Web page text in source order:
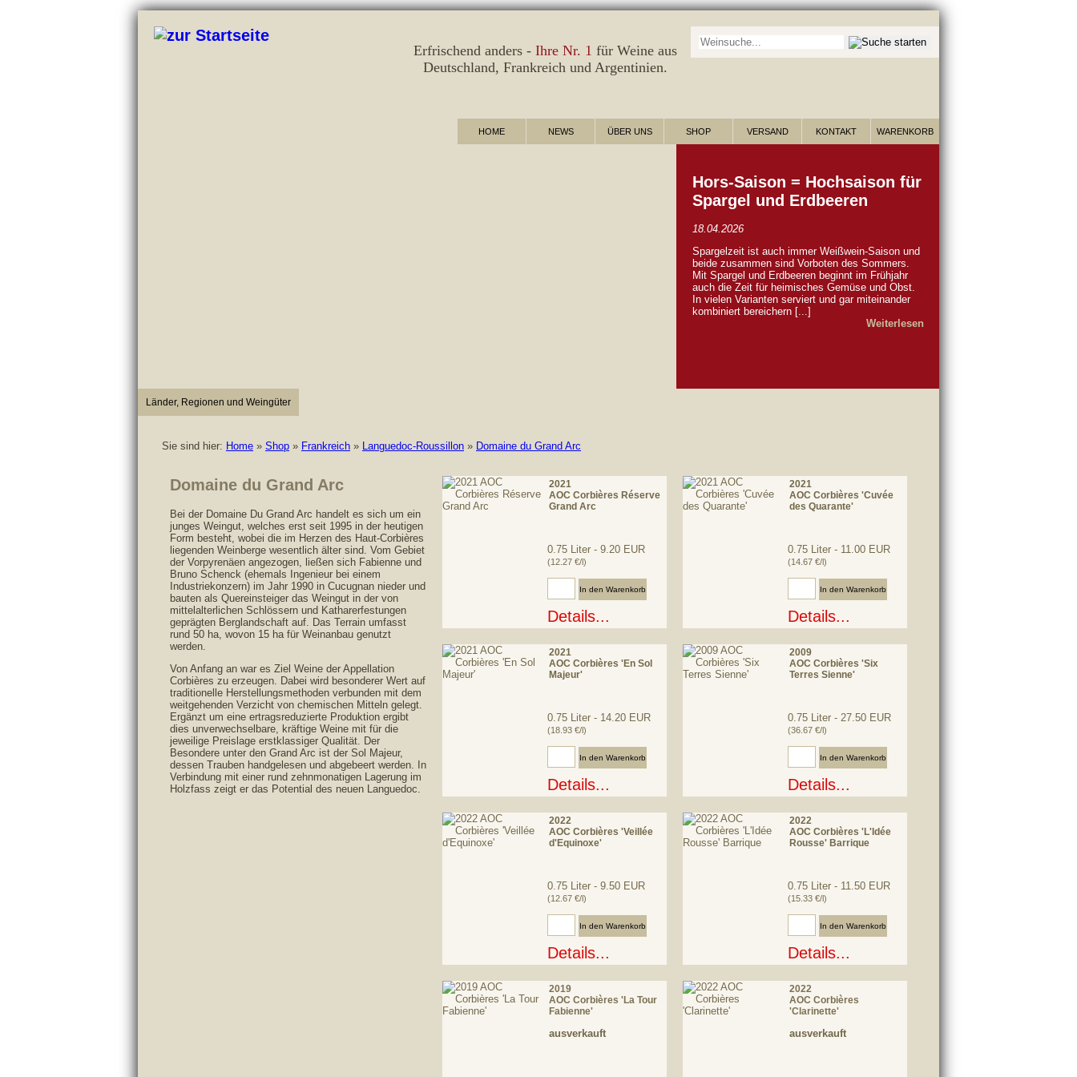
Erfrischend anders - Ihre Nr. 1 für Weine aus
Deutschland, Frankreich und Argentinien.
Suche nach Wein:
HOME NEWS ÜBER UNS SHOP VERSAND KONTAKT WARENKORB
Hors-Saison = Hochsaison für
Spargel und Erdbeeren
18.04.2026
Spargelzeit ist auch immer Weißwein-Saison und
beide zusammen sind Vorboten des Sommers.
Mit Spargel und Erdbeeren beginnt im Frühjahr
auch die Zeit für heimisches Gemüse und Obst.
In vielen Varianten serviert und gar miteinander
kombiniert bereichern [...]
Weiterlesen
Länder, Regionen und Weingüter
Sie sind hier: Home » Shop » Frankreich » Languedoc-Roussillon » Domaine du Grand Arc
Domaine du Grand Arc
Bei der Domaine Du Grand Arc handelt es sich um ein
junges Weingut, welches erst seit 1995 in der heutigen
Form besteht, wobei die im Herzen des Haut-Corbières
liegenden Weinberge wesentlich älter sind. Vom Gebiet
der Vorpyrenäen angezogen, ließen sich Fabienne und
Bruno Schenck (ehemals Ingenieur bei einem
Industriekonzern) im Jahr 1990 in Cucugnan nieder und
bauten als Quereinsteiger das Weingut in der von
mittelalterlichen Schlössern und Katharerfestungen
geprägten Berglandschaft auf. Das Terrain umfasst
rund 50 ha, wovon 15 ha für Weinanbau genutzt
werden.
Von Anfang an war es Ziel Weine der Appellation
Corbières zu erzeugen. Dabei wird besonderer Wert auf
traditionelle Herstellungsmethoden verbunden mit dem
weitgehenden Verzicht von chemischen Mitteln gelegt.
Ergänzt um eine ertragsreduzierte Produktion ergibt
dies unverwechselbare, kräftige Weine mit für die
jeweilige Preislage erstklassiger Qualität. Der
Besondere unter den Grand Arc ist der Sol Majeur,
dessen Trauben handgelesen und abgebeert werden. In
Verbindung mit einer rund zehnmonatigen Lagerung im
Holzfass zeigt er das Potential des neuen Languedoc.
2021
AOC Corbières Réserve
Grand Arc
0.75 Liter - 9.20 EUR
(12.27 €/l)
Anzahl:
Details...
2021
AOC Corbières 'Cuvée
des Quarante'
0.75 Liter - 11.00 EUR
(14.67 €/l)
Anzahl:
Details...
2021
AOC Corbières 'En Sol
Majeur'
0.75 Liter - 14.20 EUR
(18.93 €/l)
Anzahl:
Details...
2009
AOC Corbières 'Six
Terres Sienne'
0.75 Liter - 27.50 EUR
(36.67 €/l)
Anzahl:
Details...
2022
AOC Corbières 'Veillée
d'Equinoxe'
0.75 Liter - 9.50 EUR
(12.67 €/l)
Anzahl:
Details...
2022
AOC Corbières 'L'Idée
Rousse' Barrique
0.75 Liter - 11.50 EUR
(15.33 €/l)
Anzahl:
Details...
2019
AOC Corbières 'La Tour
Fabienne'
ausverkauft
2022
AOC Corbières
'Clarinette'
ausverkauft